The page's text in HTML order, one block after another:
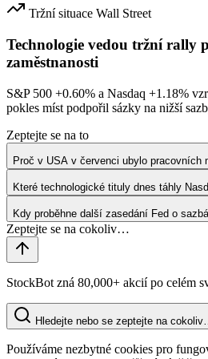
Tržní situace Wall Street
Technologie vedou tržní rally
zaměstnanosti
S&P 500 +0.60% a Nasdaq +1.18%
pokles míst podpořil sázky na nižší
Zeptejte se na to
Proč v USA v červenci ubylo pracovních
Které technologické tituly dnes táhly
Kdy proběhne další zasedání Fed o
StockBot zná 80,000+ akcií po celém
Hledejte nebo se zeptejte na cokoliv…
Používáme nezbytné cookies pro